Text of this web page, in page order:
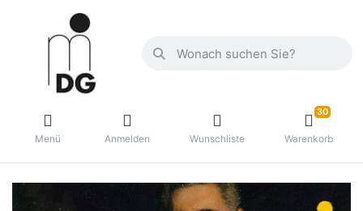
Menü Anmelden Wunschliste
30
Warenkorb